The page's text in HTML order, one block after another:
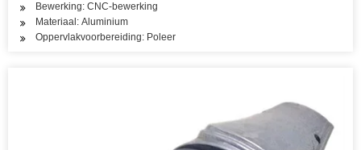
Bewerking: CNC-bewerking
Materiaal: Aluminium
Oppervlakvoorbereiding: Poleer